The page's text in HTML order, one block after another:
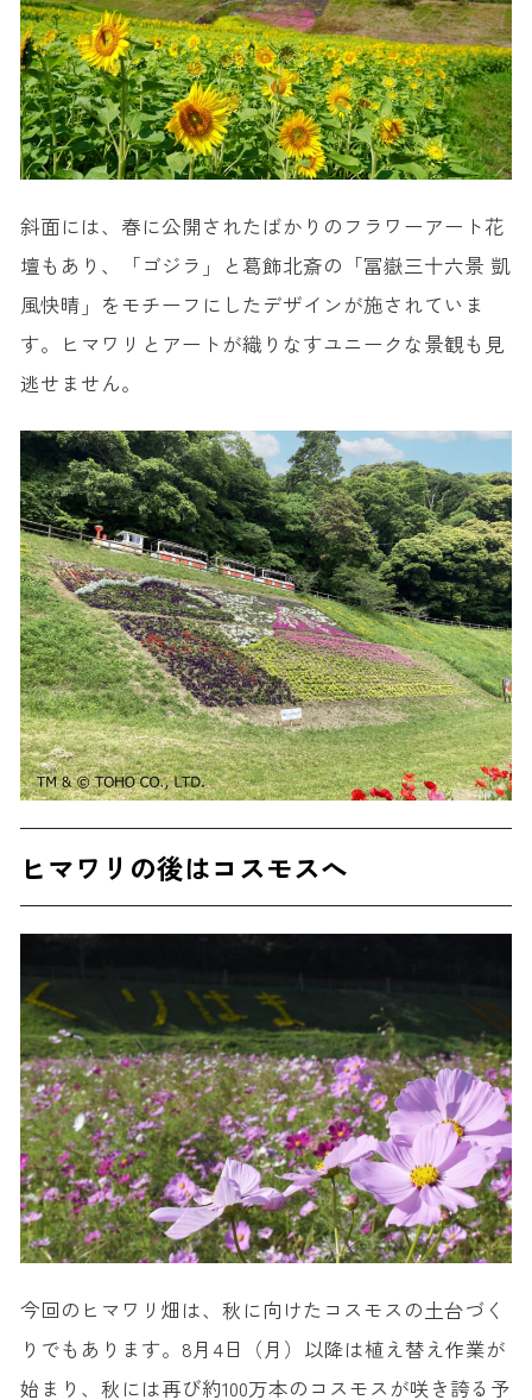
斜面には、春に公開されたばかりのフラワーアート花
壇もあり、「ゴジラ」と葛飾北斎の「冨嶽三十六景 凱
風快晴」をモチーフにしたデザインが施されていま
す。ヒマワリとアートが織りなすユニークな景観も見
逃せません。
ヒマワリの後はコスモスへ
今回のヒマワリ畑は、秋に向けたコスモスの土台づく
りでもあります。8月4日（月）以降は植え替え作業が
始まり、秋には再び約100万本のコスモスが咲き誇る予